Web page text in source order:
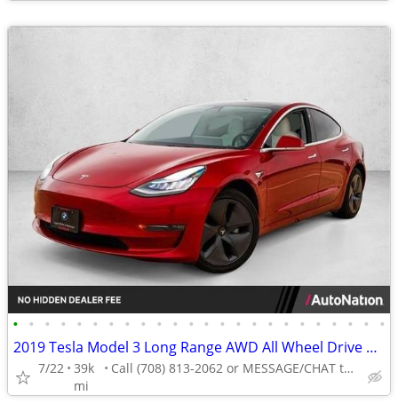
• • • • • • • • • • • • • • • • • • • • • • • •
2019 Tesla Model 3 Long Range AWD All Wheel Drive Electric AUTONATION
7/22 39k
mi
Call (708) 813-2062 or MESSAGE/CHAT to confirm availability